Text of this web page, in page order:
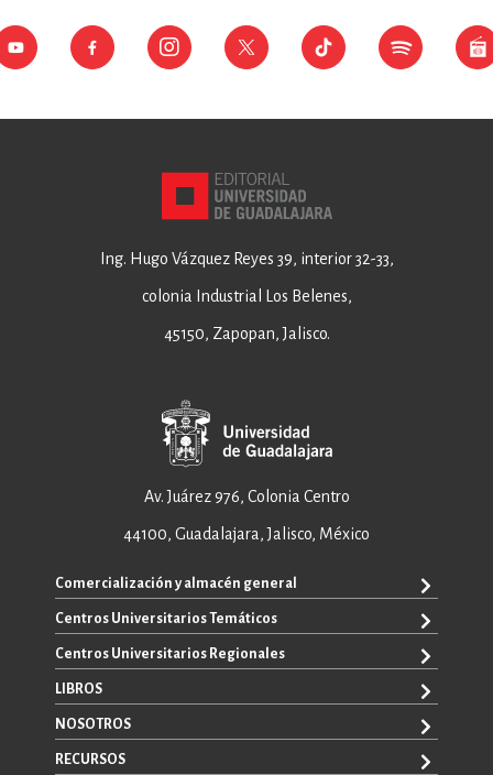
Ing. Hugo Vázquez Reyes 39, interior 32-33,
colonia Industrial Los Belenes,
45150, Zapopan, Jalisco.
Av. Juárez 976, Colonia Centro
44100, Guadalajara, Jalisco, México
Comercialización y almacén general
+52 33 3640 6326
+52 33 3640 4595
ventas@editorial.udg.mx
WhatsApp: +52 33 1433 6869
Centros Universitarios Temáticos
CUAAD
CUCEA
CUCBA
CUCEI
Centros Universitarios Regionales
CUALTOS
CUCHAPALA
LIBROS
TODOS LOS LIBROS
E-BOOKS
NOSOTROS
SOBRE NOSOTROS
RECURSOS